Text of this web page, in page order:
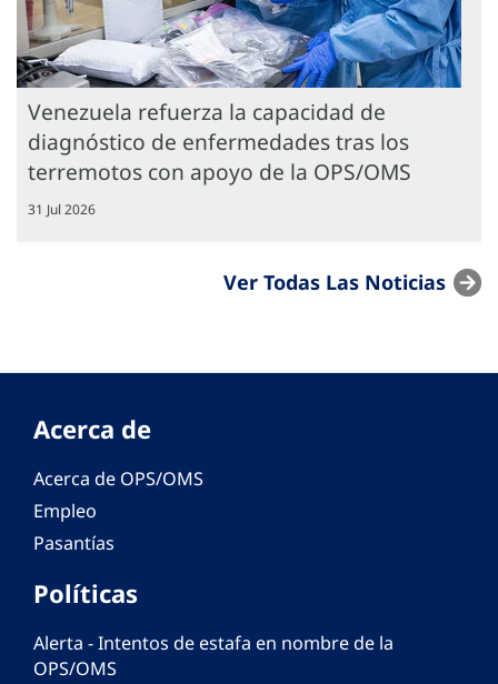
Venezuela refuerza la capacidad de
diagnóstico de enfermedades tras los
terremotos con apoyo de la OPS/OMS
31 Jul 2026
Ver Todas Las Noticias
Acerca de
Acerca de OPS/OMS
Empleo
Pasantías
Políticas
Alerta - Intentos de estafa en nombre de la
OPS/OMS